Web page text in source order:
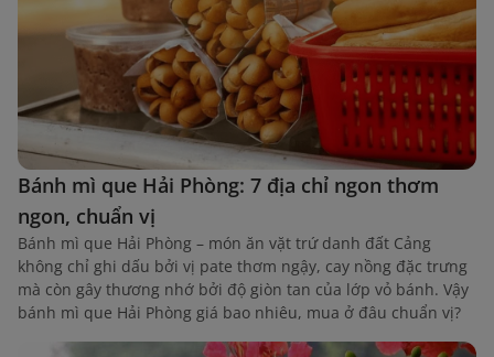
Bánh mì que Hải Phòng: 7 địa chỉ ngon thơm
ngon, chuẩn vị
Bánh mì que Hải Phòng – món ăn vặt trứ danh đất Cảng
không chỉ ghi dấu bởi vị pate thơm ngậy, cay nồng đặc trưng
mà còn gây thương nhớ bởi độ giòn tan của lớp vỏ bánh. Vậy
bánh mì que Hải Phòng giá bao nhiêu, mua ở đâu chuẩn vị?